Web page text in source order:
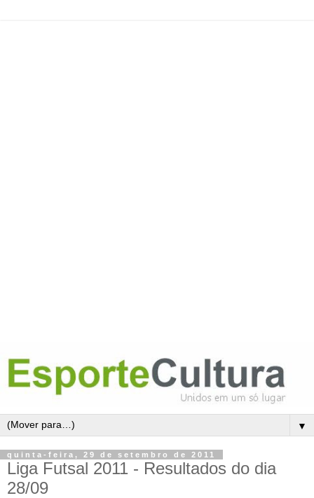
▼
quinta-feira, 29 de setembro de 2011
Liga Futsal 2011 - Resultados do dia
28/09